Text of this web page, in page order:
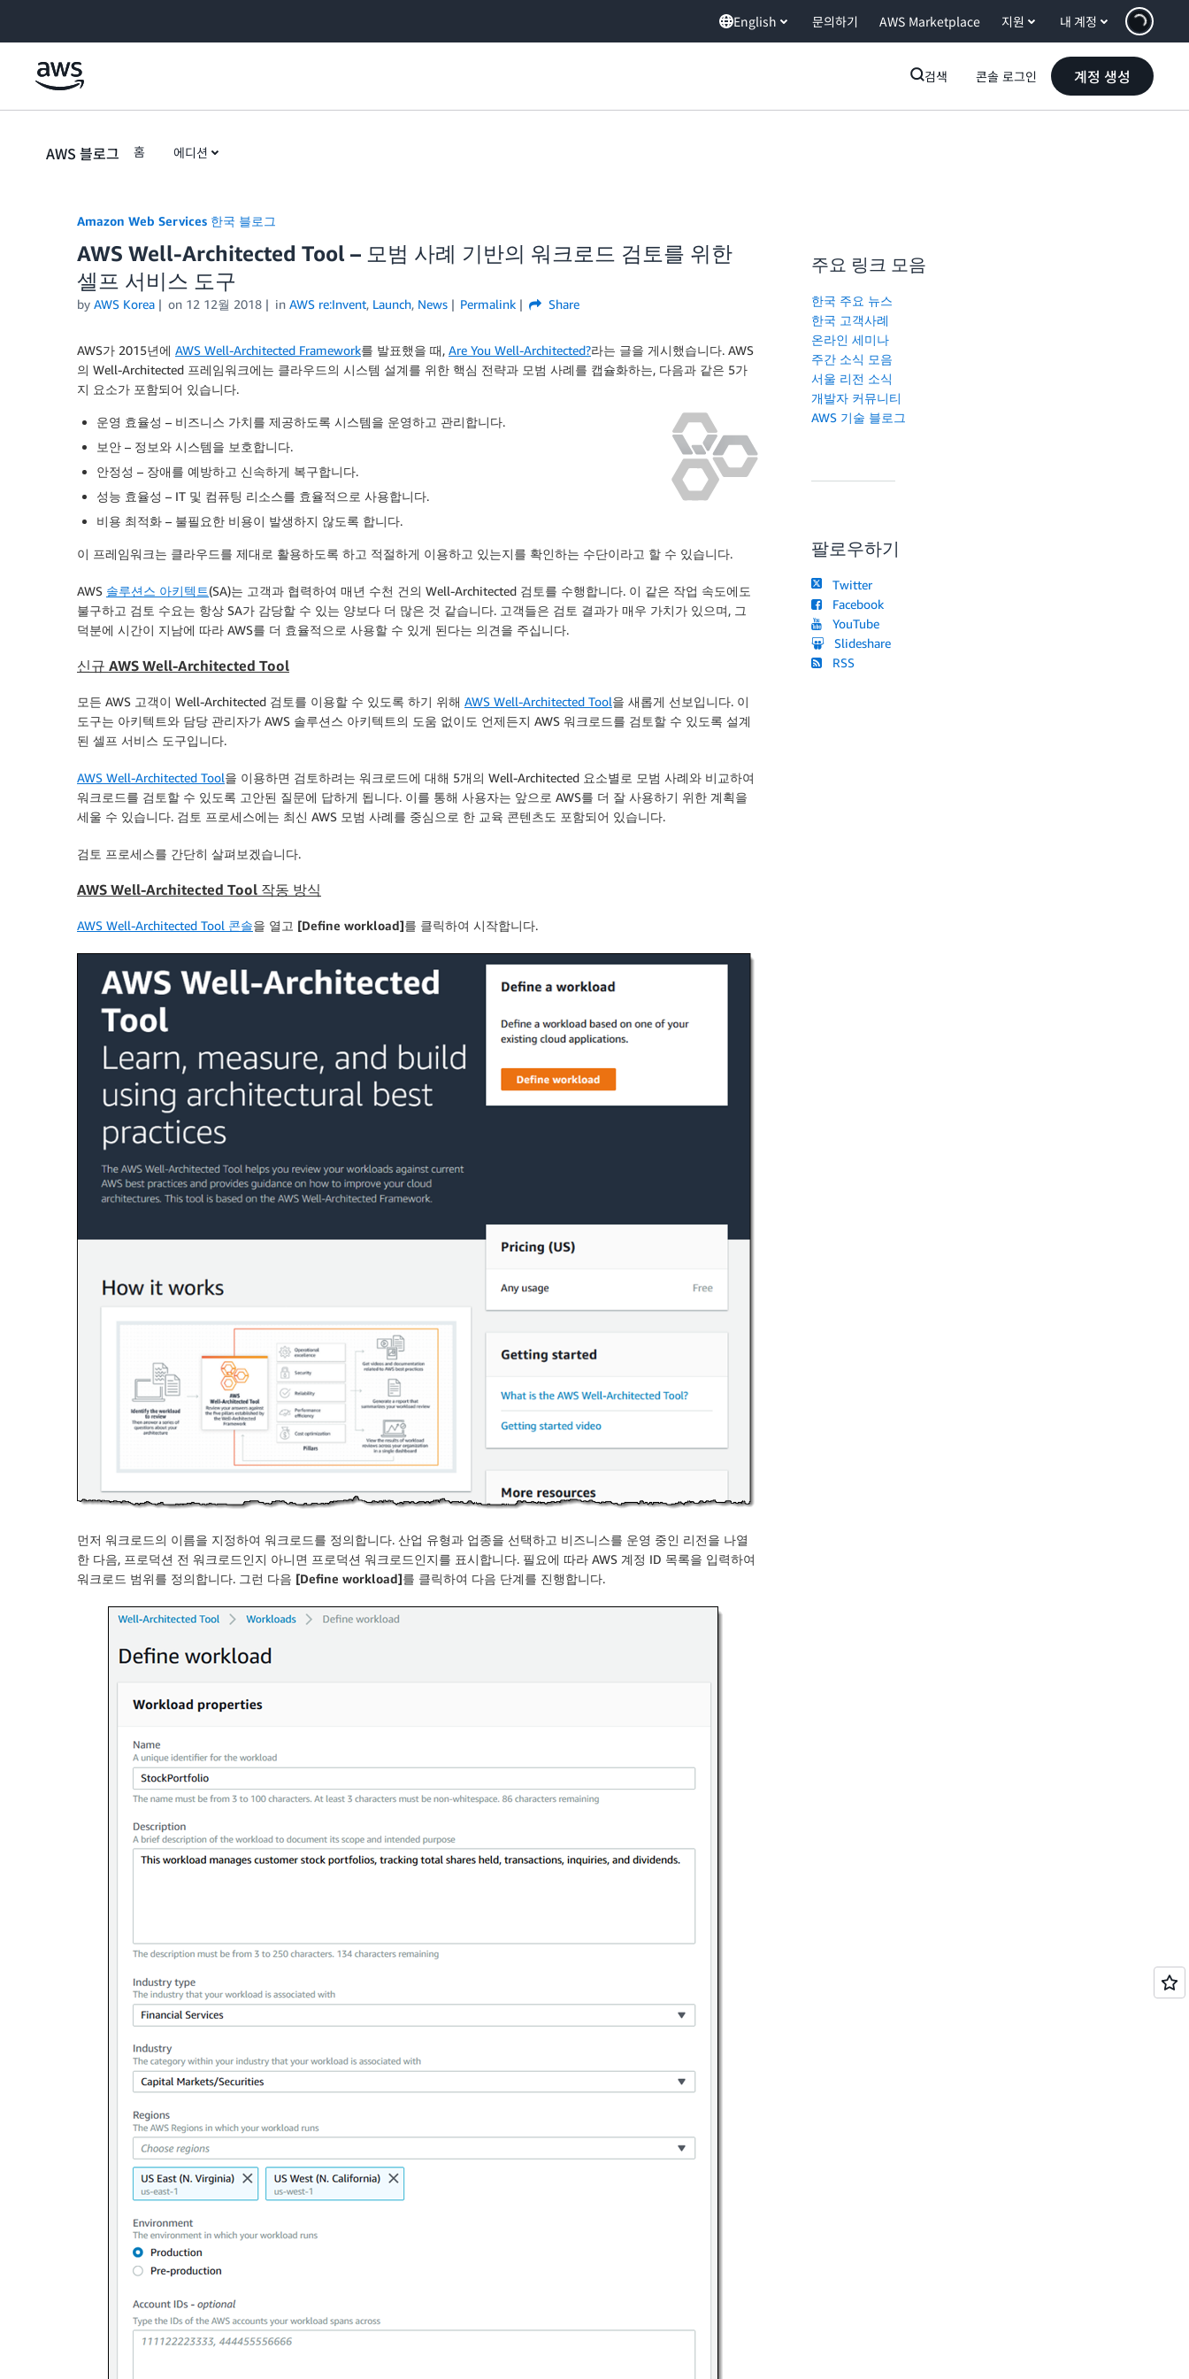
English 문의하기 AWS Marketplace 지원 내 계정
검색 콘솔 로그인 계정 생성
AWS 블로그 홈 에디션
Amazon Web Services 한국 블로그
AWS Well-Architected Tool – 모범 사례 기반의 워크로드 검토를 위한
셀프 서비스 도구
by AWS Korea on 12 12월 2018 in AWS re:Invent, Launch, News Permalink Share
AWS가 2015년에 AWS Well-Architected Framework를 발표했을 때, Are You Well-Architected?라는 글을 게시했습니다. AWS
의 Well-Architected 프레임워크에는 클라우드의 시스템 설계를 위한 핵심 전략과 모범 사례를 캡슐화하는, 다음과 같은 5가
지 요소가 포함되어 있습니다.
운영 효율성 – 비즈니스 가치를 제공하도록 시스템을 운영하고 관리합니다.
보안 – 정보와 시스템을 보호합니다.
안정성 – 장애를 예방하고 신속하게 복구합니다.
성능 효율성 – IT 및 컴퓨팅 리소스를 효율적으로 사용합니다.
비용 최적화 – 불필요한 비용이 발생하지 않도록 합니다.
이 프레임워크는 클라우드를 제대로 활용하도록 하고 적절하게 이용하고 있는지를 확인하는 수단이라고 할 수 있습니다.
AWS 솔루션스 아키텍트(SA)는 고객과 협력하여 매년 수천 건의 Well-Architected 검토를 수행합니다. 이 같은 작업 속도에도
불구하고 검토 수요는 항상 SA가 감당할 수 있는 양보다 더 많은 것 같습니다. 고객들은 검토 결과가 매우 가치가 있으며, 그
덕분에 시간이 지남에 따라 AWS를 더 효율적으로 사용할 수 있게 된다는 의견을 주십니다.
신규 AWS Well-Architected Tool
모든 AWS 고객이 Well-Architected 검토를 이용할 수 있도록 하기 위해 AWS Well-Architected Tool을 새롭게 선보입니다. 이
도구는 아키텍트와 담당 관리자가 AWS 솔루션스 아키텍트의 도움 없이도 언제든지 AWS 워크로드를 검토할 수 있도록 설계
된 셀프 서비스 도구입니다.
AWS Well-Architected Tool을 이용하면 검토하려는 워크로드에 대해 5개의 Well-Architected 요소별로 모범 사례와 비교하여
워크로드를 검토할 수 있도록 고안된 질문에 답하게 됩니다. 이를 통해 사용자는 앞으로 AWS를 더 잘 사용하기 위한 계획을
세울 수 있습니다. 검토 프로세스에는 최신 AWS 모범 사례를 중심으로 한 교육 콘텐츠도 포함되어 있습니다.
검토 프로세스를 간단히 살펴보겠습니다.
AWS Well-Architected Tool 작동 방식
AWS Well-Architected Tool 콘솔을 열고 [Define workload]를 클릭하여 시작합니다.
먼저 워크로드의 이름을 지정하여 워크로드를 정의합니다. 산업 유형과 업종을 선택하고 비즈니스를 운영 중인 리전을 나열
한 다음, 프로덕션 전 워크로드인지 아니면 프로덕션 워크로드인지를 표시합니다. 필요에 따라 AWS 계정 ID 목록을 입력하여
워크로드 범위를 정의합니다. 그런 다음 [Define workload]를 클릭하여 다음 단계를 진행합니다.
주요 링크 모음
한국 주요 뉴스
한국 고객사례
온라인 세미나
주간 소식 모음
서울 리전 소식
개발자 커뮤니티
AWS 기술 블로그
팔로우하기
Twitter
Facebook
YouTube
Slideshare
RSS